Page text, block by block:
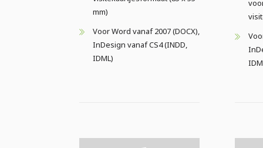
mm)
Voor Word vanaf 2007 (DOCX),
InDesign vanaf CS4 (INDD,
IDML)